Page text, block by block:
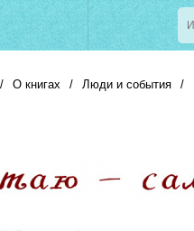
/ О книгах / Люди и события /